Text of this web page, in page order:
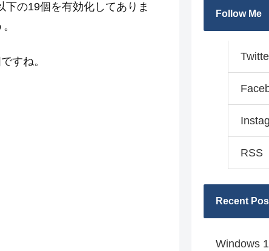
の19個を有効化してありま
すね。
Follow Me
RSS
Recent
Windows